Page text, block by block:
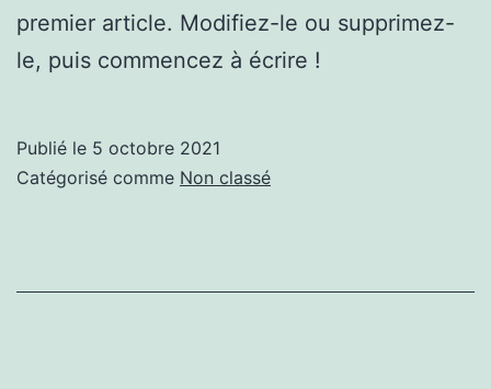
premier article. Modifiez-le ou supprimez-
le, puis commencez à écrire !
Publié le 5 octobre 2021
Catégorisé comme Non classé